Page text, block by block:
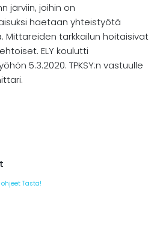
järviin, joihin on
haetaan yhteistyötä
Mittareiden tarkkailun hoitaisivat
ELY koulutti
5.3.2020. TPKSY:n vastuulle
Tästä!